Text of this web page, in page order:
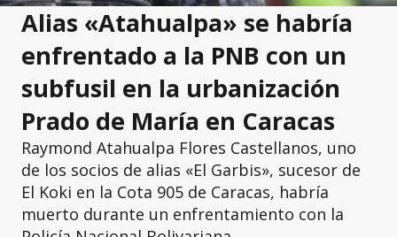
Alias «Atahualpa» se habría
enfrentado a la PNB con un
subfusil en la urbanización
Prado de María en Caracas
Raymond Atahualpa Flores Castellanos, uno
de los socios de alias «El Garbis», sucesor de
El Koki en la Cota 905 de Caracas, habría
muerto durante un enfrentamiento con la